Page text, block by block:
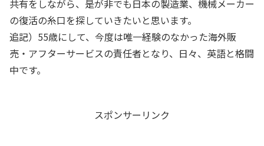
共有をしながら、是が非でも日本の製造業、機械メーカー
の復活の糸口を探していきたいと思います。
追記）55歳にして、今度は唯一経験のなかった海外販
売・アフターサービスの責任者となり、日々、英語と格闘
中です。
スポンサーリンク